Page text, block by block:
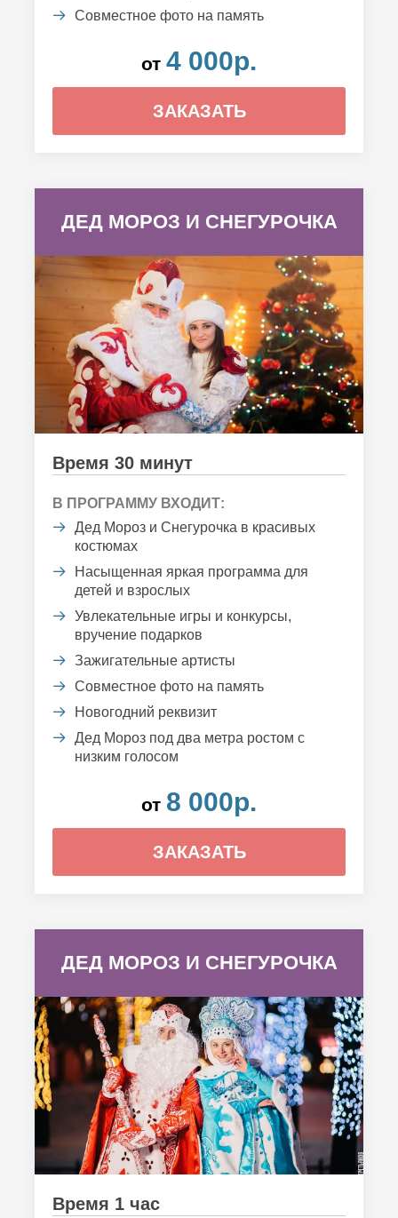
Совместное фото на память
от 4 000р.
ЗАКАЗАТЬ
ДЕД МОРОЗ И СНЕГУРОЧКА
Время 30 минут
В ПРОГРАММУ ВХОДИТ:
Дед Мороз и Снегурочка в красивых
костюмах
Насыщенная яркая программа для
детей и взрослых
Увлекательные игры и конкурсы,
вручение подарков
Зажигательные артисты
Совместное фото на память
Новогодний реквизит
Дед Мороз под два метра ростом с
низким голосом
от 8 000р.
ЗАКАЗАТЬ
ДЕД МОРОЗ И СНЕГУРОЧКА
Время 1 час